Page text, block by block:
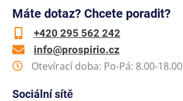
Máte dotaz? Chcete poradit?
+420 295 562 242
info@prospirio.cz
Otevírací doba: Po-Pá: 8.00-18.00
Sociální sítě